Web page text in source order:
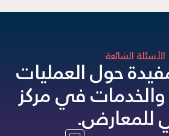
الأسئلة الشائعةحول العمليات
والخدمات في مركز
للمعارض.